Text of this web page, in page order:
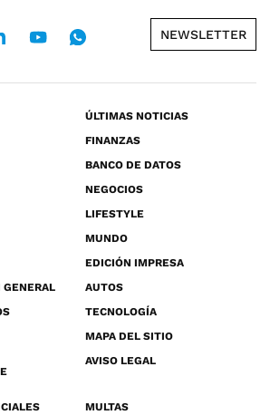
NEWSLETTER
ÚLTIMAS NOTICIAS
FINANZAS
BANCO DE DATOS
NEGOCIOS
LIFESTYLE
MUNDO
EDICIÓN IMPRESA
GENERAL
AUTOS
TECNOLOGÍA
MAPA DEL SITIO
AVISO LEGAL
MULTAS